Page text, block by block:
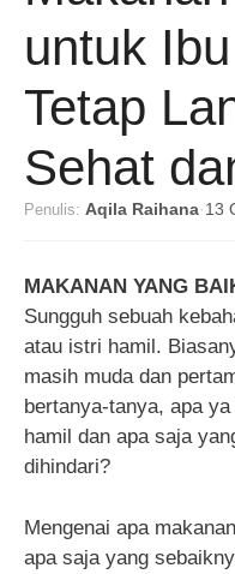
untuk
Tetap
Sehat
Penulis: Aqila Raihana· 13
MAKANAN YANG
Sungguh sebuah
atau istri hamil.
masih muda dan
bertanya-tanya, apa
hamil dan apa saja
dihindari?
Mengenai apa
apa saja yang